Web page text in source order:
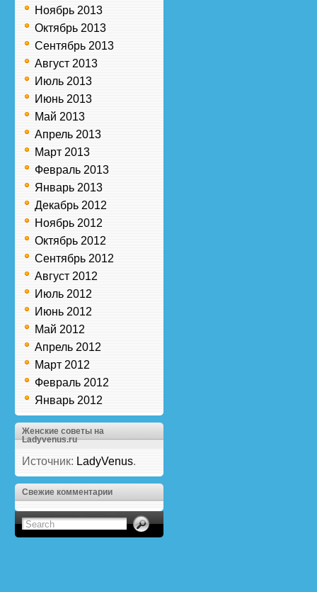
Ноябрь 2013
Октябрь 2013
Сентябрь 2013
Август 2013
Июль 2013
Июнь 2013
Май 2013
Апрель 2013
Март 2013
Февраль 2013
Январь 2013
Декабрь 2012
Ноябрь 2012
Октябрь 2012
Сентябрь 2012
Август 2012
Июль 2012
Июнь 2012
Май 2012
Апрель 2012
Март 2012
Февраль 2012
Январь 2012
Женские советы на
Ladyvenus.ru
Источник: LadyVenus.
Свежие комментарии